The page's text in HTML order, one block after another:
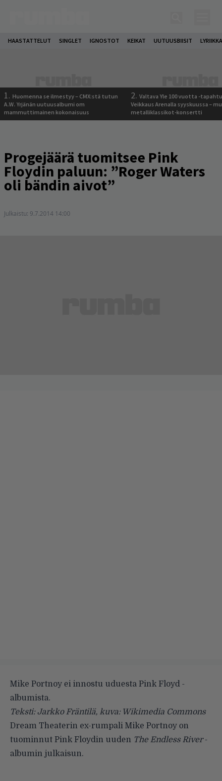
HAASTATTELUT SINGLET IGNOSTOT KEIKAT UUTUUSBIISIT
1. Huomenna se ilmestyy – CMX:stä tutun
A.W. Yrjänän uutuusalbumi om
mammuttimainen kokonaisuus
2. Valtava Yle 100 vuotta -
Veikkaus Arenalla syyskuussa –
metalliklassikot-konsertti
Progejäärä tuomitsee Pink
Floydin paluun: ”Roger Waters
oli bändin aivot”
Julkaistu: 9.7.2014 14:00
Mike Portnoy ei innostu uduesta Pink Floyd -
albumista.
Teksti: Jarkko Fräntilä, kuva: Wikimedia Commons
Dream Theaterin ex-rumpali Mike Portnoy on
tuominnut Pink Floydin uuden The Endless River-
albumin julkaisun.